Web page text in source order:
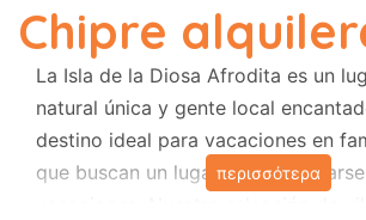
Buscar
Chipre
La Isla de la Diosa Afrodita es un
natural única y gente local
destino ideal para vacaciones en
que buscan un lugar donde
περισσότερα